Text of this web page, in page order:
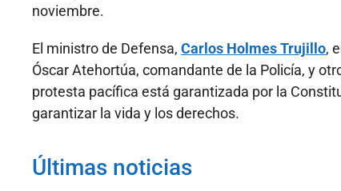
noviembre.
El ministro de Defensa, Carlos Holmes Trujillo,
Óscar Atehortúa, comandante de la Policía, y
protesta pacífica está garantizada por la
garantizar la vida y los derechos.
Últimas noticias